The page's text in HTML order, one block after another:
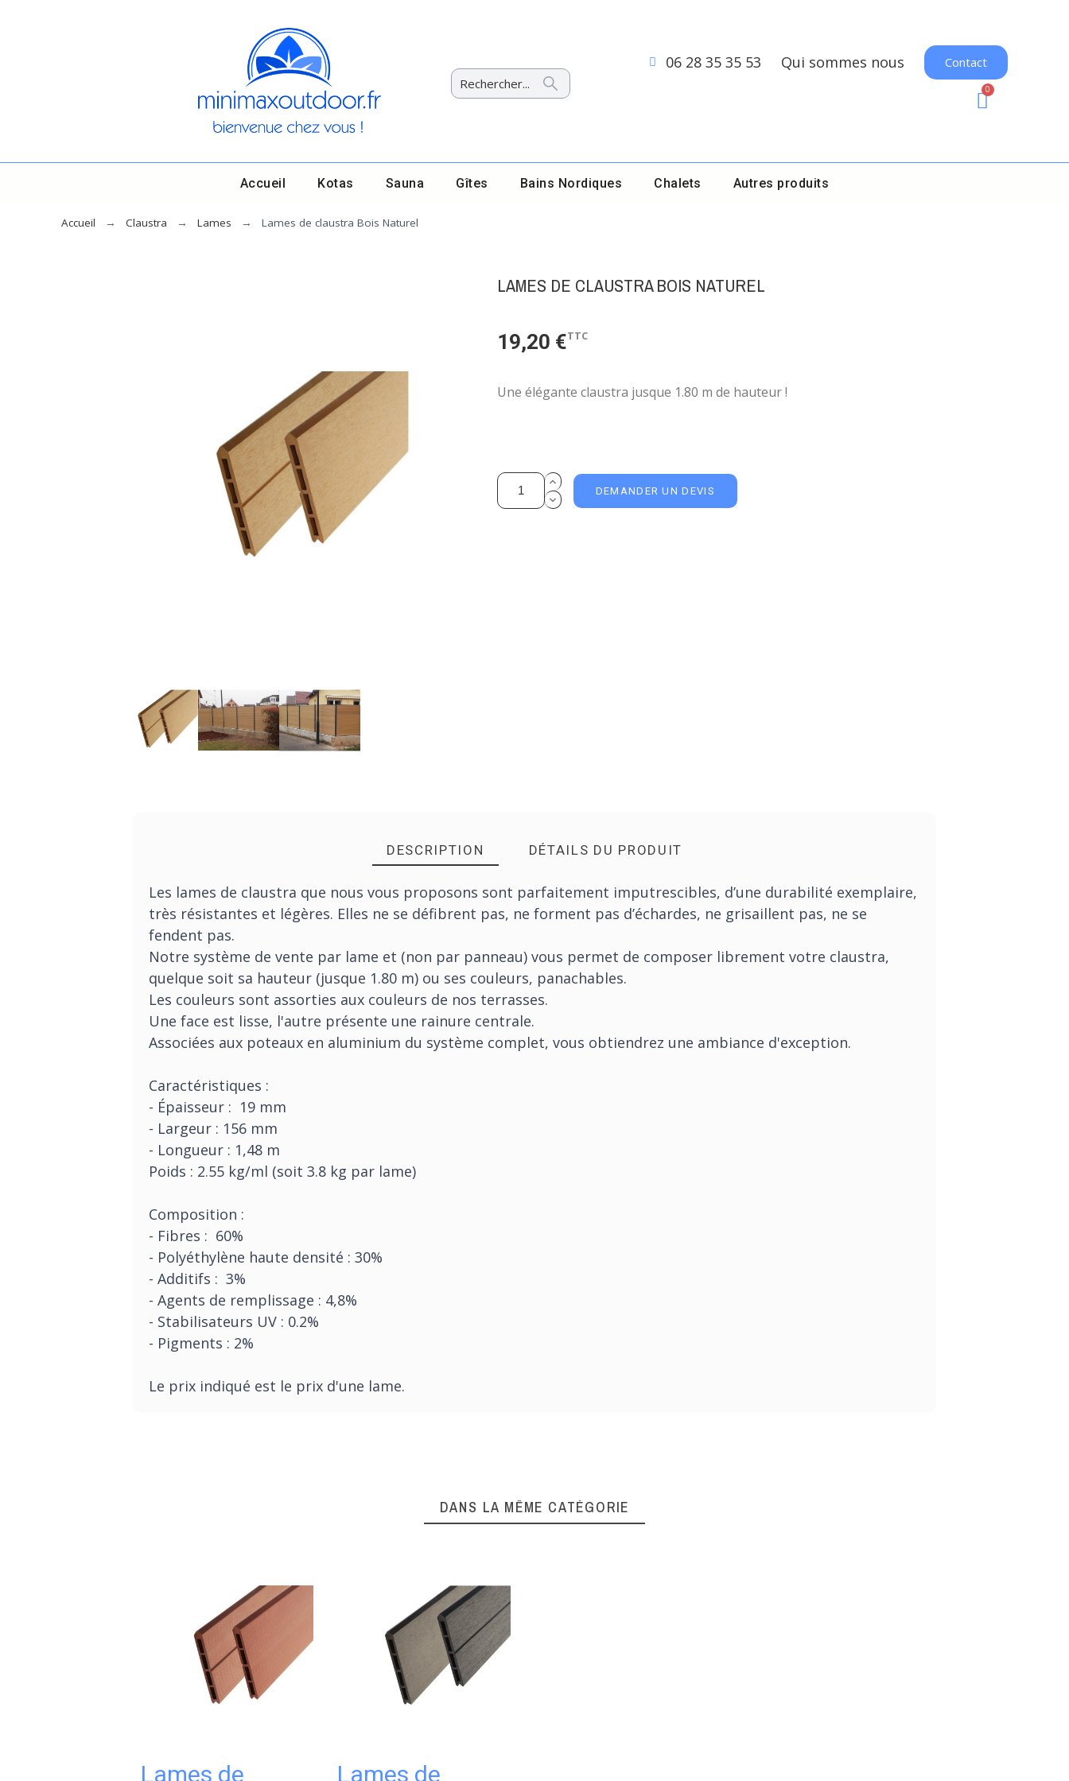
06 28 35 35 53 Qui sommes nous Contact
Accueil Kotas Sauna Gîtes Bains Nordiques Chalets Autres produits
Accueil Claustra Lames Lames de claustra Bois Naturel
LAMES DE CLAUSTRA BOIS NATUREL
19,20 €TTC
Une élégante claustra jusque 1.80 m de hauteur !
DEMANDER UN DEVIS
DESCRIPTION DÉTAILS DU PRODUIT
Les lames de claustra que nous vous proposons sont parfaitement imputrescibles, d’une durabilité exemplaire,
très résistantes et légères. Elles ne se défibrent pas, ne forment pas d’échardes, ne grisaillent pas, ne se
fendent pas.
Notre système de vente par lame et (non par panneau) vous permet de composer librement votre claustra,
quelque soit sa hauteur (jusque 1.80 m) ou ses couleurs, panachables.
Les couleurs sont assorties aux couleurs de nos terrasses.
Une face est lisse, l'autre présente une rainure centrale.
Associées aux poteaux en aluminium du système complet, vous obtiendrez une ambiance d'exception.
Caractéristiques :
- Épaisseur : 19 mm
- Largeur : 156 mm
- Longueur : 1,48 m
Poids : 2.55 kg/ml (soit 3.8 kg par lame)
Composition :
- Fibres : 60%
- Polyéthylène haute densité : 30%
- Additifs : 3%
- Agents de remplissage : 4,8%
- Stabilisateurs UV : 0.2%
- Pigments : 2%
Le prix indiqué est le prix d'une lame.
DANS LA MÊME CATÉGORIE
Lames de
Lames de